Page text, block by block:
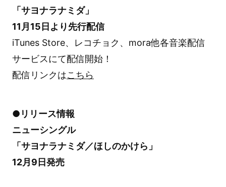
「サヨナラナミダ」
11月15日より先行配信
iTunes Store、レコチョク、mora他各音楽配信
サービスにて配信開始！
配信リンクはこちら
●リリース情報
ニューシングル
「サヨナラナミダ／ほしのかけら」
12月9日発売